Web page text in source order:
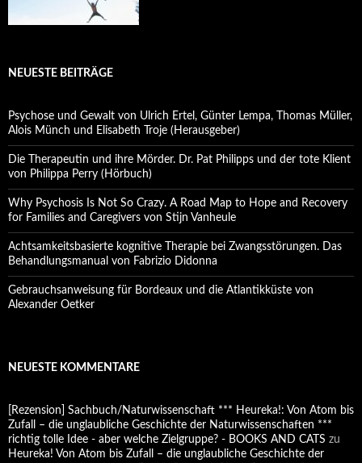
NEUESTE BEITRÄGE
Psychose und Gewalt von Ulrich Ertel, Günter Lempa, Thomas Müller,
Alois Münch und Elisabeth Troje (Herausgeber)
Die Therapeutin und ihre Mörder. Dr. Pat Philipps und der tote Klient
von Philippa Perry (Hörbuch)
Why Psychosis Is Not So Crazy. A Road Map to Hope and Recovery
for Families and Caregivers von Stijn Vanheule
Achtsamkeitsbasierte kognitive Therapie bei Zwangsstörungen. Das
Behandlungsmanual von Fabrizio Didonna
Gebrauchsanweisung für Bordeaux und die Atlantikküste von
Alexander Oetker
NEUESTE KOMMENTARE
[Rezension] Sachbuch/Naturwissenschaft *** Heureka!: Von Atom bis
Zufall – die unglaubliche Geschichte der Naturwissenschaften ***
richtig tolle Idee - aber welche Zielgruppe? - BOOKS AND CATS zu
Heureka! Von Atom bis Zufall – die unglaubliche Geschichte der